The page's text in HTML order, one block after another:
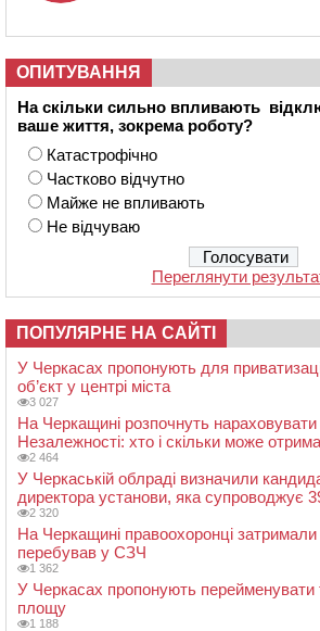
ОПИТУВАННЯ
На скільки сильно впливають
ваше життя, зокрема роботу?
Катастрофічно
Частково відчутно
Майже не впливають
Не відчуваю
Переглянути
ПОПУЛЯРНЕ НА САЙТІ
У Черкасах пропонують для
об’єкт у центрі міста
3 027
На Черкащині розпочнуть
Незалежності: хто і скільки може
2 464
У Черкаській облраді визначили
директора установи, яка супроводжує
2 320
На Черкащині правоохоронці затримали
перебував у СЗЧ
1 362
У Черкасах пропонують перейменувати
площу
1 188